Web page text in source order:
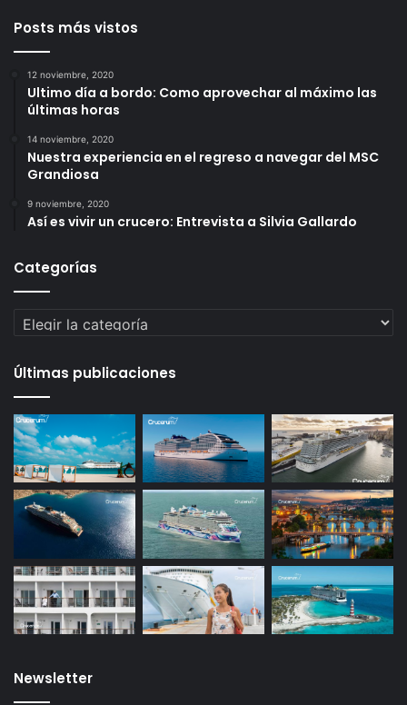
Posts más vistos
12 noviembre, 2020
Ultimo día a bordo: Como aprovechar al máximo las
últimas horas
14 noviembre, 2020
Nuestra experiencia en el regreso a navegar del MSC
Grandiosa
9 noviembre, 2020
Así es vivir un crucero: Entrevista a Silvia Gallardo
Categorías
Categorías
Últimas publicaciones
Newsletter